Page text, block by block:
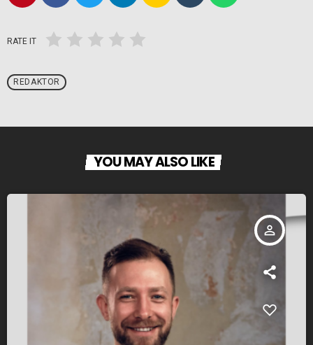
RATE IT
REDAKTOR
YOU MAY ALSO LIKE
person_outline